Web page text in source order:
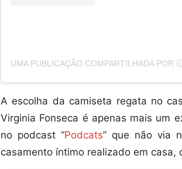
A escolha da camiseta regata no
Virginia Fonseca é apenas mais um
no podcast “Podcats” que não via
casamento íntimo realizado em casa,